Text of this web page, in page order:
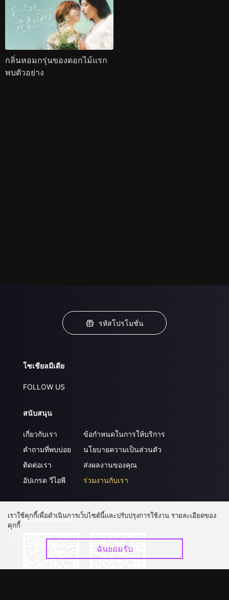
กลิ่นหอมกรุ่นของดอกไม้แรก
พบตัวอย่าง
รหัสโปรโมชั่น
โซเชียลมีเดีย
FOLLOW US
สนับสนุน
เกี่ยวกับเรา
คำถามที่พบบ่อย
ติดต่อเรา
อัปเกรด วีไอพี
ข้อกำหนดในการให้บริการ
นโยบายความเป็นส่วนตัว
ส่งผลงานของคุณ
ร่วมงานกับเรา
ดาวน์โหลดแอป
เราใช้คุกกี้เพื่อดำเนินการเว็บไซต์นี้และปรับปรุงการใช้งาน รายละเอียดของ
คุกกี้
ฉันยอมรับ